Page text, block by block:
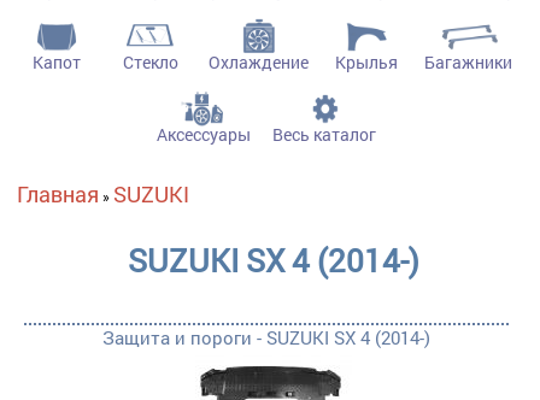
Капот Стекло Охлаждение Крылья Багажники
Аксессуары Весь каталог
Вы здесь
Главная » SUZUKI
SUZUKI SX 4 (2014-)
Защита и пороги - SUZUKI SX 4 (2014-)